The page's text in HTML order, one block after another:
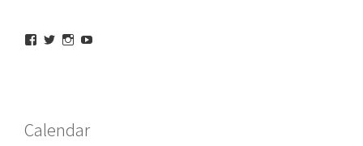
maeda_kazuaki@me.com
ィ
maedakazuaki
さ
ィ
maede_kazuaki
ィ
Calendar